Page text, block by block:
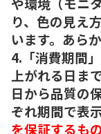
り、色の見え
います。あら
4.「消費期間
上がれる日ま
日から品質の
ぞれ期間で表
を保証するも